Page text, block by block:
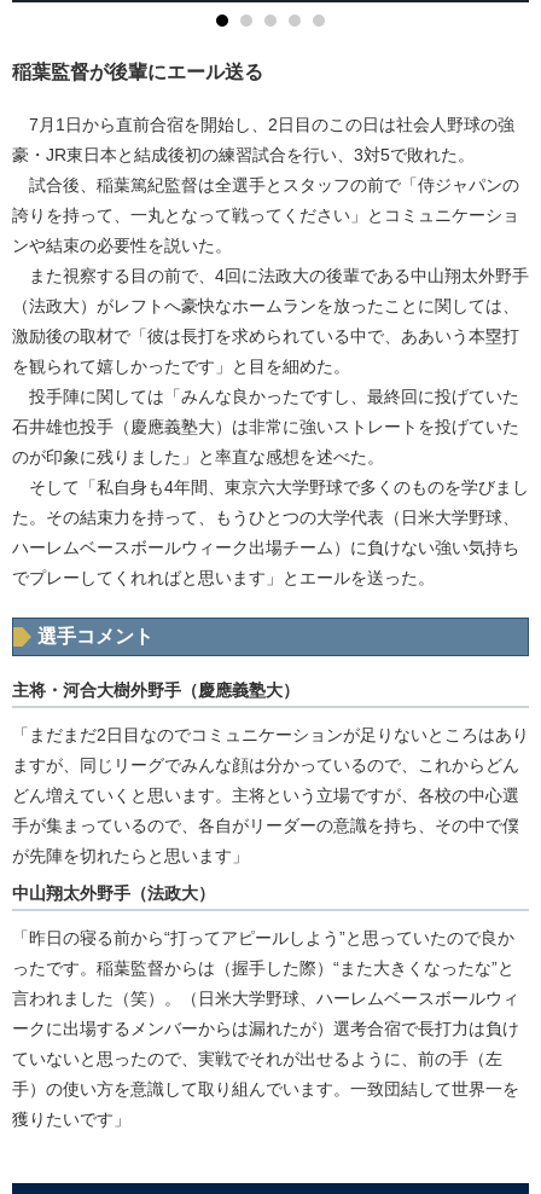
稲葉監督が後輩にエール送る
7月1日から直前合宿を開始し、2日目のこの日は社会人野球の強
豪・JR東日本と結成後初の練習試合を行い、3対5で敗れた。
試合後、稲葉篤紀監督は全選手とスタッフの前で「侍ジャパンの
誇りを持って、一丸となって戦ってください」とコミュニケーショ
ンや結束の必要性を説いた。
また視察する目の前で、4回に法政大の後輩である中山翔太外野手
（法政大）がレフトへ豪快なホームランを放ったことに関しては、
激励後の取材で「彼は長打を求められている中で、ああいう本塁打
を観られて嬉しかったです」と目を細めた。
投手陣に関しては「みんな良かったですし、最終回に投げていた
石井雄也投手（慶應義塾大）は非常に強いストレートを投げていた
のが印象に残りました」と率直な感想を述べた。
そして「私自身も4年間、東京六大学野球で多くのものを学びまし
た。その結束力を持って、もうひとつの大学代表（日米大学野球、
ハーレムベースボールウィーク出場チーム）に負けない強い気持ち
でプレーしてくれればと思います」とエールを送った。
選手コメント
主将・河合大樹外野手（慶應義塾大）
「まだまだ2日目なのでコミュニケーションが足りないところはあり
ますが、同じリーグでみんな顔は分かっているので、これからどん
どん増えていくと思います。主将という立場ですが、各校の中心選
手が集まっているので、各自がリーダーの意識を持ち、その中で僕
が先陣を切れたらと思います」
中山翔太外野手（法政大）
「昨日の寝る前から“打ってアピールしよう”と思っていたので良か
ったです。稲葉監督からは（握手した際）“また大きくなったな”と
言われました（笑）。（日米大学野球、ハーレムベースボールウィ
ークに出場するメンバーからは漏れたが）選考合宿で長打力は負け
ていないと思ったので、実戦でそれが出せるように、前の手（左
手）の使い方を意識して取り組んでいます。一致団結して世界一を
獲りたいです」